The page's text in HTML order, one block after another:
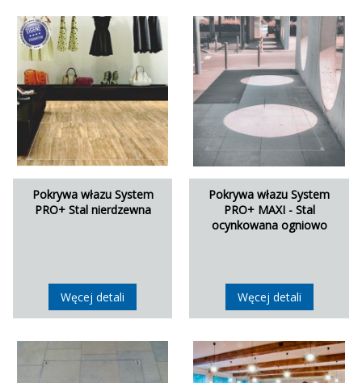
Pokrywa włazu System
PRO+ Stal nierdzewna
Węcej detali
Pokrywa włazu System
PRO+ MAXI - Stal
ocynkowana ogniowo
Węcej detali